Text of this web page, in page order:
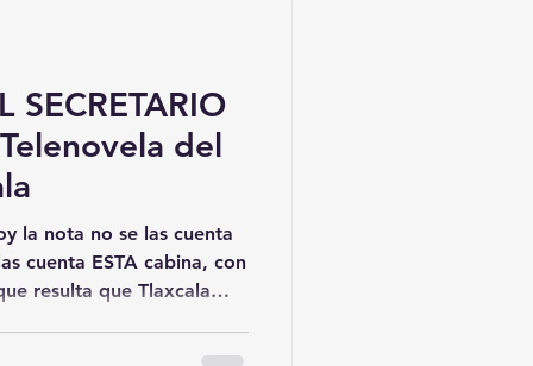
SECRETARIO
del
la nota no se las cuenta
cuenta ESTA cabina, con
resulta que Tlaxcala